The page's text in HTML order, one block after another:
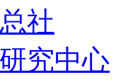
社
究中心